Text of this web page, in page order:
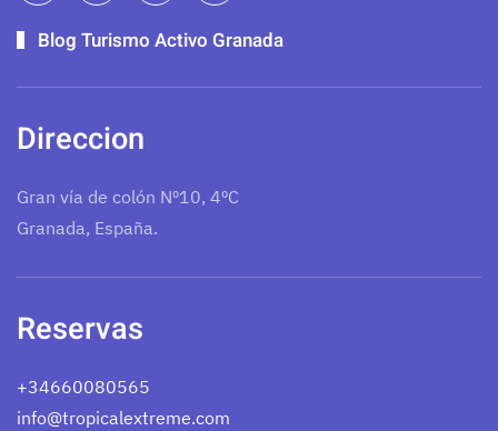
Blog Turismo Activo Granada
Direccion
Gran vía de colón Nº10, 4ºC
Granada, España.
Reservas
+34660080565
info@tropicalextreme.com